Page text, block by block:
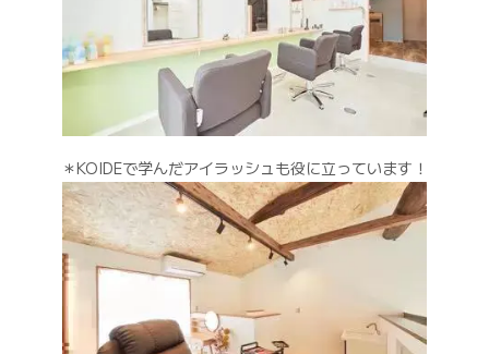
＊KOIDEで学んだアイラッシュも役に立っています！